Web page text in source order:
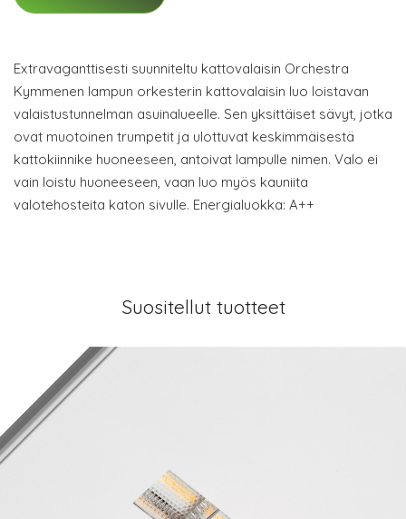
Extravaganttisesti suunniteltu kattovalaisin Orchestra
Kymmenen lampun orkesterin kattovalaisin luo loistavan
valaistustunnelman asuinalueelle. Sen yksittäiset sävyt, jotka
ovat muotoinen trumpetit ja ulottuvat keskimmäisestä
kattokiinnike huoneeseen, antoivat lampulle nimen. Valo ei
vain loistu huoneeseen, vaan luo myös kauniita
valotehosteita katon sivulle. Energialuokka: A++
Suositellut tuotteet